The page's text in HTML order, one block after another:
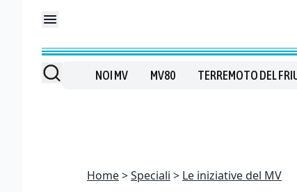
NOI MV MV80 TERREMOTO DEL
Home Speciali Le iniziative del MV